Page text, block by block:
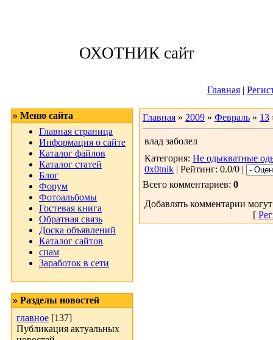
ОХОТНИК сайт
Главная |
» Меню сайта
Главная страница
Информация о сайте
Каталог файлов
Каталог статей
Блог
Форум
Фотоальбомы
Гостевая книга
Обратная связь
Доска объявлений
Каталог сайтов
спам
Заработок в сети
» Разделы новостей
главное [137]
Публикация актуальных
Главная » 2009 » Февраль » 13
влад заболел
Категория: Не одыкватные
0x0tnik | Рейтинг: 0.0/0 |
Всего комментариев: 0
Добавлять комментарии
[